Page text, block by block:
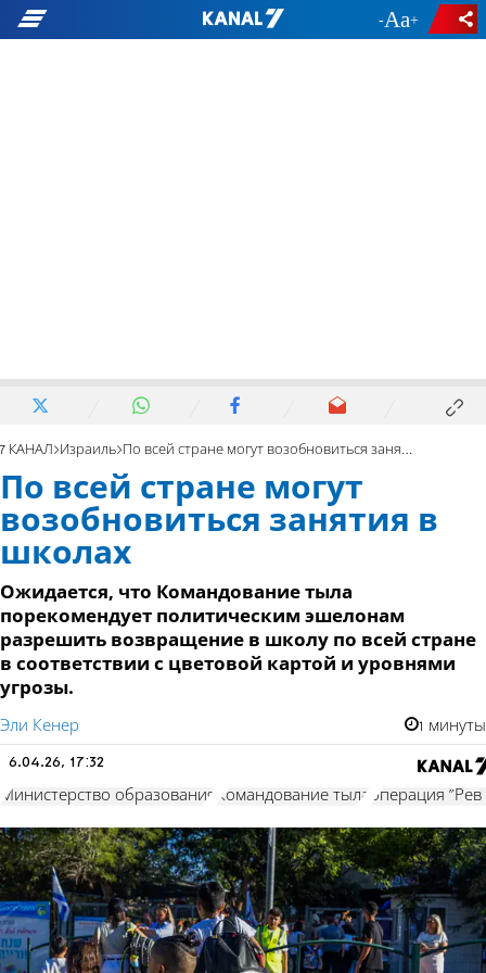
- +
7 КАНАЛ Израиль По всей стране могут возобновиться занятия в школах
По всей стране могут
возобновиться занятия в
школах
Ожидается, что Командование тыла
порекомендует политическим эшелонам
разрешить возвращение в школу по всей стране
в соответствии с цветовой картой и уровнями
угрозы.
Эли Кенер 1 минуты
6.04.26, 17:32
Министерство образования Командование тыла операция "Рев